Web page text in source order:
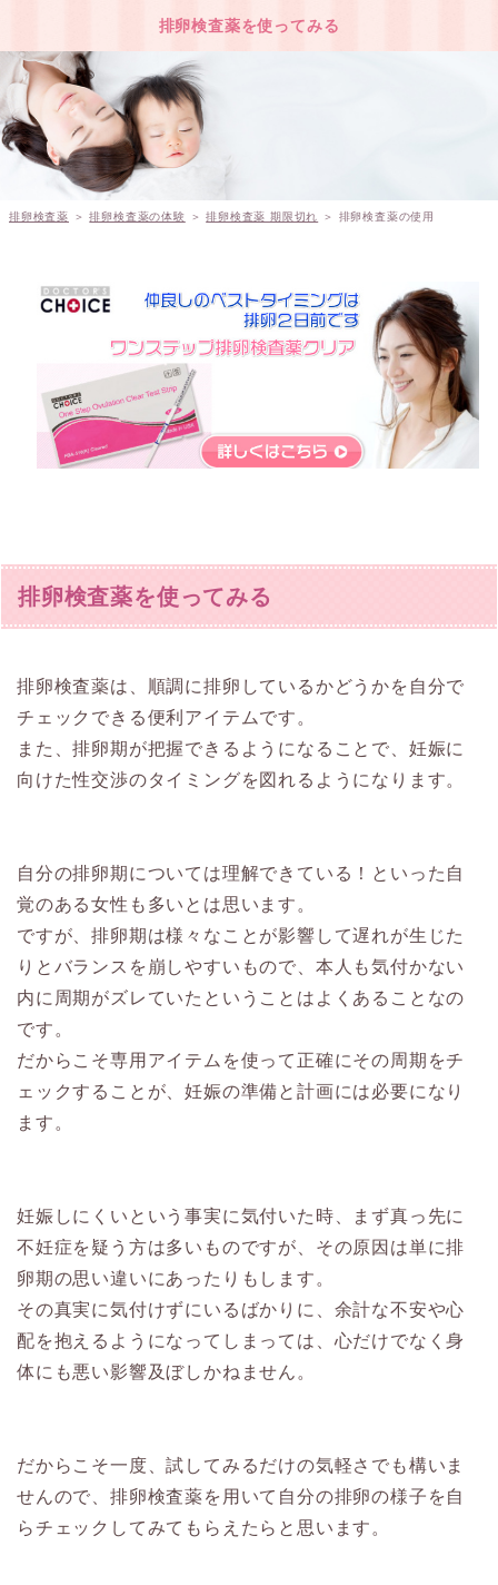
排卵検査薬を使ってみる
排卵検査薬 ＞排卵検査薬の体験 ＞排卵検査薬 期限切れ ＞ 排卵検査薬の使用
排卵検査薬を使ってみる
排卵検査薬は、順調に排卵しているかどうかを自分で
チェックできる便利アイテムです。
また、排卵期が把握できるようになることで、妊娠に
向けた性交渉のタイミングを図れるようになります。
自分の排卵期については理解できている！といった自
覚のある女性も多いとは思います。
ですが、排卵期は様々なことが影響して遅れが生じた
りとバランスを崩しやすいもので、本人も気付かない
内に周期がズレていたということはよくあることなの
です。
だからこそ専用アイテムを使って正確にその周期をチ
ェックすることが、妊娠の準備と計画には必要になり
ます。
妊娠しにくいという事実に気付いた時、まず真っ先に
不妊症を疑う方は多いものですが、その原因は単に排
卵期の思い違いにあったりもします。
その真実に気付けずにいるばかりに、余計な不安や心
配を抱えるようになってしまっては、心だけでなく身
体にも悪い影響及ぼしかねません。
だからこそ一度、試してみるだけの気軽さでも構いま
せんので、排卵検査薬を用いて自分の排卵の様子を自
らチェックしてみてもらえたらと思います。